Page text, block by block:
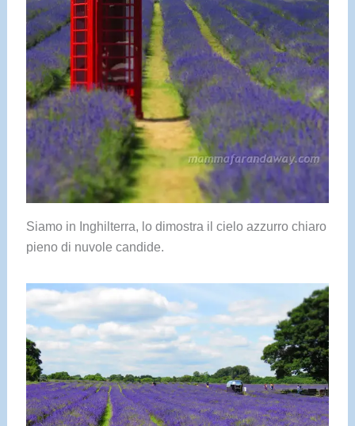
Siamo in Inghilterra, lo dimostra il cielo azzurro chiaro
pieno di nuvole candide.